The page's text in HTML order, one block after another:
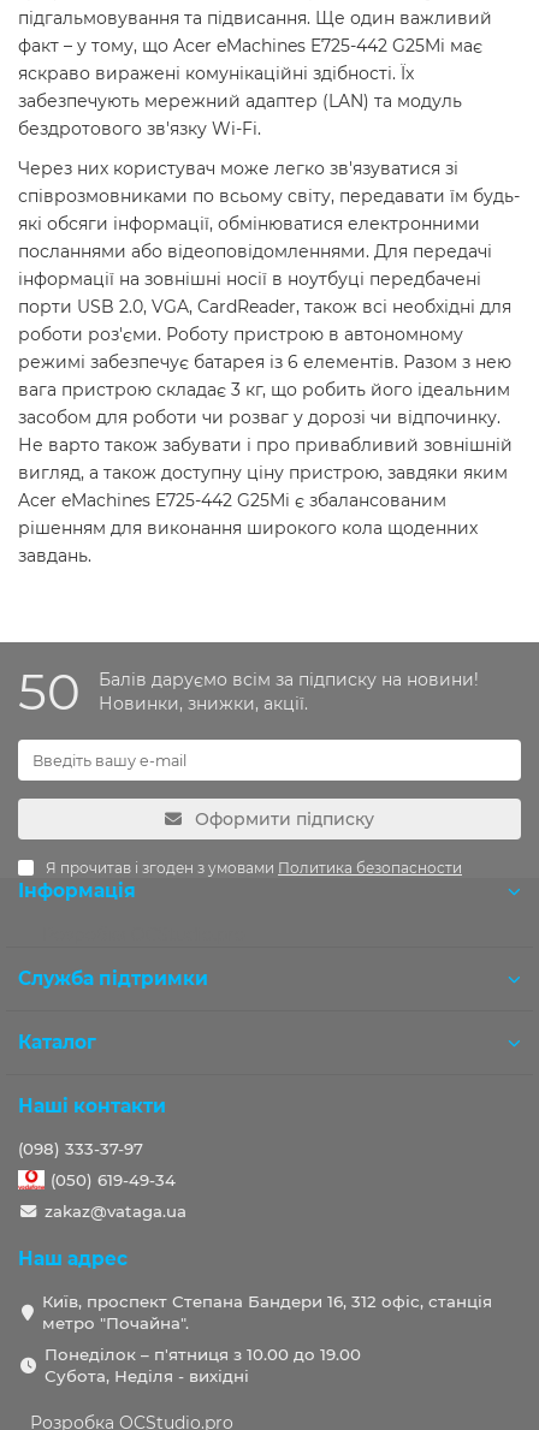
підгальмовування та підвисання. Ще один важливий
факт – у тому, що Acer eMachines E725-442 G25Mi має
яскраво виражені комунікаційні здібності. Їх
забезпечують мережний адаптер (LAN) та модуль
бездротового зв'язку Wi-Fi.
Через них користувач може легко зв'язуватися зі
співрозмовниками по всьому світу, передавати їм будь-
які обсяги інформації, обмінюватися електронними
посланнями або відеоповідомленнями. Для передачі
інформації на зовнішні носії в ноутбуці передбачені
порти USB 2.0, VGA, CardReader, також всі необхідні для
роботи роз'єми. Роботу пристрою в автономному
режимі забезпечує батарея із 6 елементів. Разом з нею
вага пристрою складає 3 кг, що робить його ідеальним
засобом для роботи чи розваг у дорозі чи відпочинку.
Не варто також забувати і про привабливий зовнішній
вигляд, а також доступну ціну пристрою, завдяки яким
Acer eMachines E725-442 G25Mi є збалансованим
рішенням для виконання широкого кола щоденних
завдань.
50
Балів даруємо всім за підписку на новини!
Новинки, знижки, акції.
Оформити підписку
Я прочитав і згоден з умовами Политика безопасности
Інформація
Служба підтримки
Каталог
Наші контакти
(098) 333-37-97
(050) 619-49-34
zakaz@vataga.ua
Наш адрес
Київ, проспект Степана Бандери 16, 312 офіс, станція
метро "Почайна".
Понеділок – п'ятниця з 10.00 до 19.00
Субота, Неділя - вихідні
Розробка OCStudio.pro